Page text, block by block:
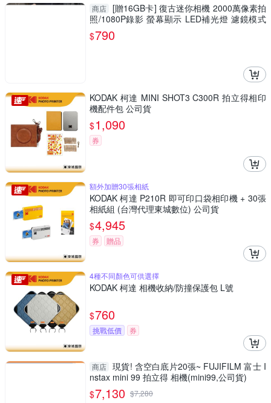
商店 [贈16GB卡] 復古迷你相機 2000萬像素拍
照/1080P錄影 螢幕顯示 LED補光燈 濾鏡模式
吊飾
$790
KODAK 柯達 MINI SHOT3 C300R 拍立得相印
機配件包 公司貨
$1,090
券
額外加贈30張相紙
KODAK 柯達 P210R 即可印口袋相印機 + 30張
相紙組 (台灣代理東城數位) 公司貨
$4,945
券 贈品
4種不同顏色可供選擇
KODAK 柯達 相機收納/防撞保護包 L號
$760
挑戰低價 券
商店 現貨! 含空白底片20張~ FUJIFILM 富士 I
nstax mini 99 拍立得 相機(mini99,公司貨)
$7,130 $7,280